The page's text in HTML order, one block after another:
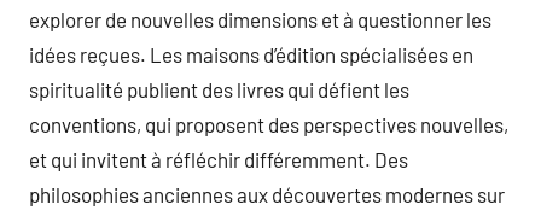
explorer de nouvelles dimensions et à questionner les
idées reçues. Les maisons d’édition spécialisées en
spiritualité publient des livres qui défient les
conventions, qui proposent des perspectives nouvelles,
et qui invitent à réfléchir différemment. Des
philosophies anciennes aux découvertes modernes sur